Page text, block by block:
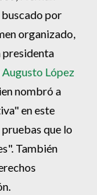
buscado por
organizado,
presidenta
Augusto López
nombró a
en este
que lo
También